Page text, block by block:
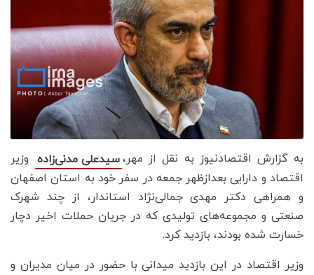
به گزارش اقتصادنیوز به نقل از مهر،سیدعلی مدنی‌زاده وزیر
اقتصاد و دارایی بعدازظهر جمعه در سفر خود به استان اصفهان
و همراهی دکتر مهدی جمالی‌نژاد استاندار، از چند شهرک
صنعتی و مجموعه‌های تولیدی که در جریان حملات اخیر دچار
خسارت شده بودند، بازدید کرد.
وزیر اقتصاد در این بازدید میدانی با حضور در میان مدیران و